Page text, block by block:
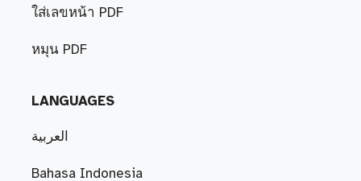
ใส่เลขหน้า PDF
หมุน PDF
LANGUAGES
العربية
Bahasa Indonesia